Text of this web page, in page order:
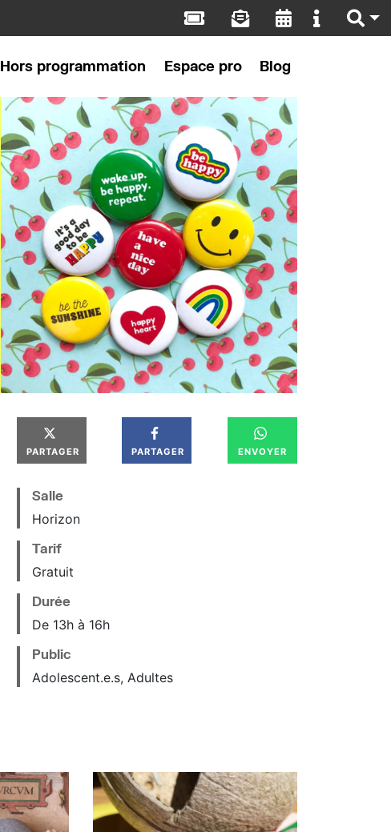
Hors programmation Espace pro Blog
PARTAGER PARTAGER ENVOYER
Salle
Horizon
Tarif
Gratuit
Durée
De 13h à 16h
Public
Adolescent.e.s, Adultes